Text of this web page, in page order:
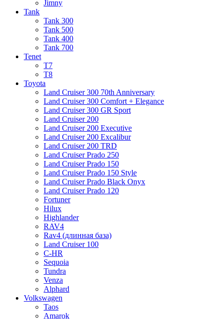
Jimny
Tank
Tank 300
Tank 500
Tank 400
Tank 700
Tenet
T7
T8
Toyota
Land Cruiser 300 70th Anniversary
Land Cruiser 300 Comfort + Elegance
Land Cruiser 300 GR Sport
Land Cruiser 200
Land Cruiser 200 Executive
Land Cruiser 200 Excalibur
Land Cruiser 200 TRD
Land Cruiser Prado 250
Land Cruiser Prado 150
Land Cruiser Prado 150 Style
Land Cruiser Prado Black Onyx
Land Cruiser Prado 120
Fortuner
Hilux
Highlander
RAV4
Rav4 (длинная база)
Land Cruiser 100
C-HR
Sequoia
Tundra
Venza
Alphard
Volkswagen
Taos
Amarok